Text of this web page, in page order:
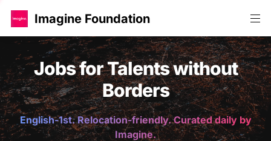
Imagine Foundation
Jobs for Talents without
Borders
English-1st. Relocation-friendly. Curated daily by
Imagine.